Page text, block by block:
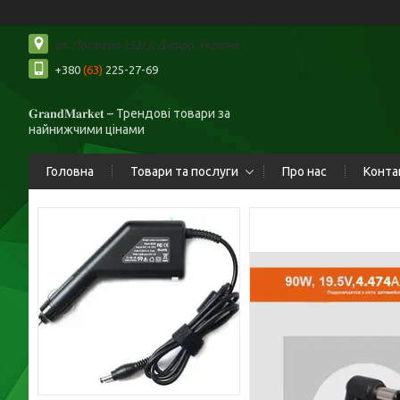
ул. Пастера 152/2, Дніпро, Україна
+380 (63) 225-27-69
𝐆𝐫𝐚𝐧𝐝𝐌𝐚𝐫𝐤𝐞𝐭 – Трендові товари за
найнижчими цінами
Головна Товари та послуги Про нас